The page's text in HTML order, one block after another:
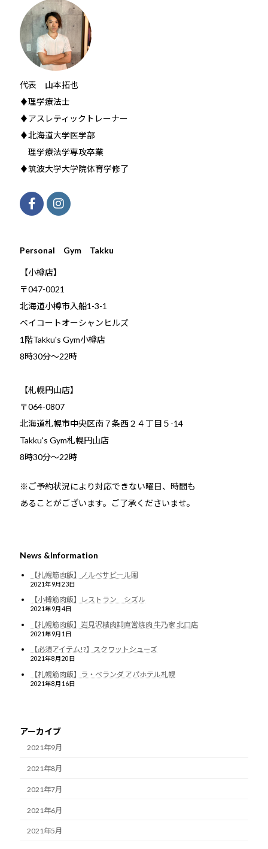
代表 山本拓也
♦理学療法士
♦アスレティックトレーナー
♦北海道大学医学部
理学療法学専攻卒業
♦筑波大学大学院体育学修了
Personal Gym Takku
【小樽店】
〒047-0021
北海道小樽市入船1-3-1
ベイコートオーシャンヒルズ
1階Takku's Gym小樽店
​8時30分～22時
【札幌円山店】
〒064-0807
北海道札幌市中央区南７条西２４丁目５-14
Takku's Gym札幌円山店
8時30分～22時
※ご予約状況により対応できない曜日、時間も
あることがございます。ご了承くださいませ。
News &Information
【札幌筋肉飯】ノルベサビール園
2021年9月23日
【小樽筋肉飯】レストラン シズル
2021年9月4日
【札幌筋肉飯】岩見沢精肉卸直営焼肉 牛乃家 北口店
2021年9月1日
【必須アイテム!?】スクワットシューズ
2021年8月20日
【札幌筋肉飯】ラ・ベランダ アパホテル札幌
2021年8月16日
アーカイブ
2021年9月
2021年8月
2021年7月
2021年6月
2021年5月